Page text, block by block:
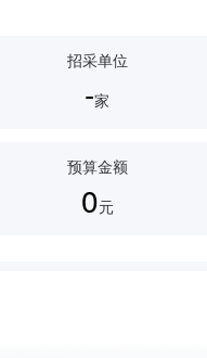
招采单位
-家
预算金额
0元